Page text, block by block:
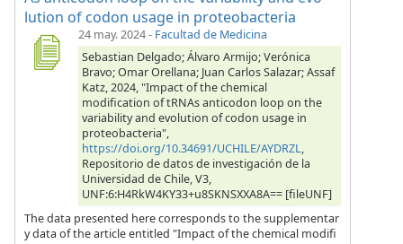
lution of codon usage in proteobacteria
24 may. 2024- Facultad de Medicina
Sebastian Delgado; Álvaro Armijo; Verónica
Bravo; Omar Orellana; Juan Carlos Salazar; Assaf
Katz, 2024, "Impact of the chemical
modification of tRNAs anticodon loop on the
variability and evolution of codon usage in
proteobacteria",
https://doi.org/10.34691/UCHILE/AYDRZL,
Repositorio de datos de investigación de la
Universidad de Chile, V3,
UNF:6:H4RkW4KY33+u8SKNSXXA8A== [fileUNF]
The data presented here corresponds to the supplementar
y data of the article entitled "Impact of the chemical modifi